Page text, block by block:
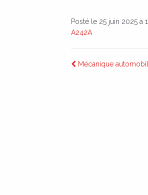
Posté le 25 juin 2025 à
A242A
Navigation
Mécanique